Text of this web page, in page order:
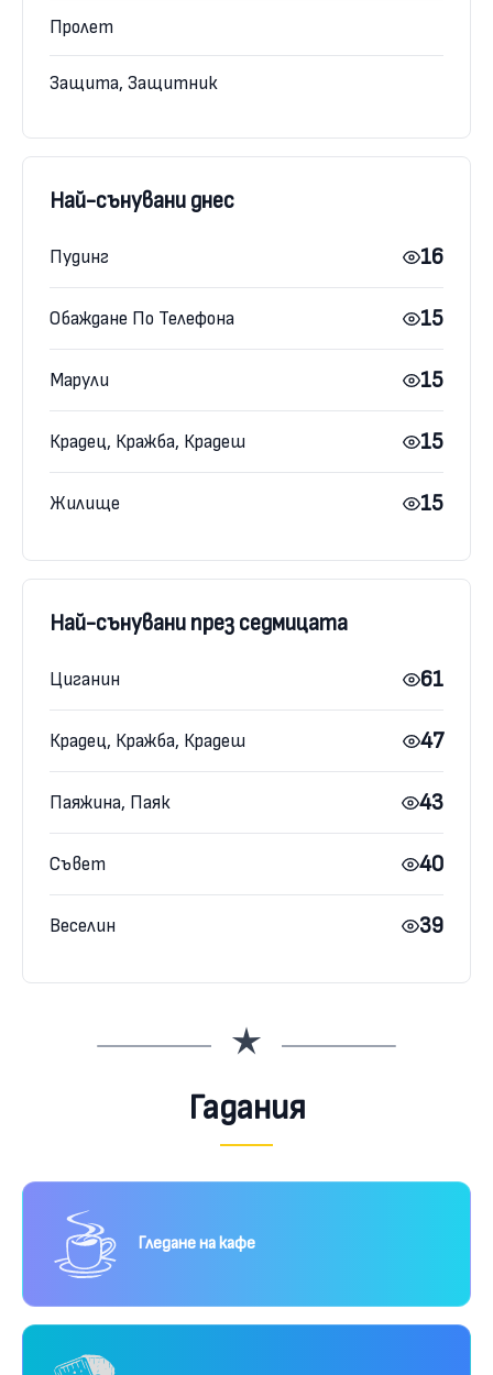
Пролет
Защита, Защитник
Най-сънувани днес
Пудинг 16
Обаждане По Телефона 15
Марули 15
Крадец, Кражба, Крадеш 15
Жилище 15
Най-сънувани през седмицата
Циганин 61
Крадец, Кражба, Крадеш 47
Паяжина, Паяк 43
Съвет 40
Веселин 39
Гадания
Гледане на кафе